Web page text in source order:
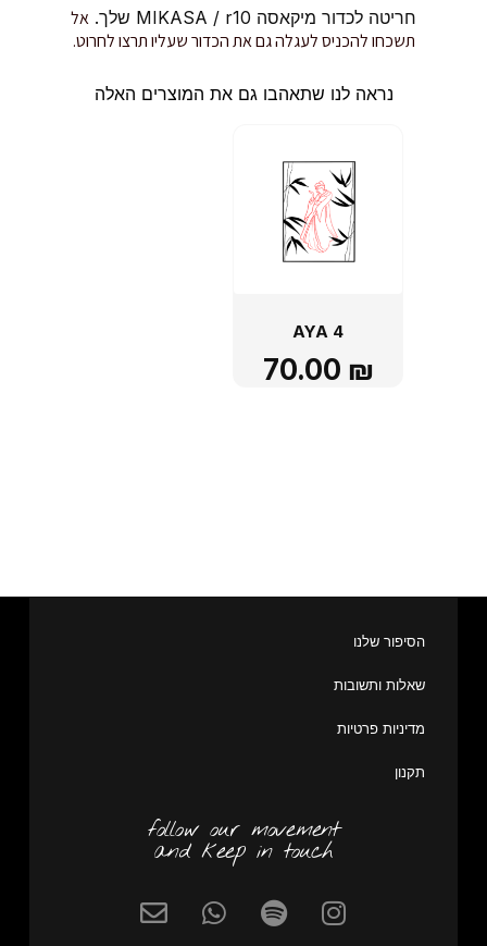
חריטה לכדור מיקאסה MIKASA / r10 שלך.
אל
תשכחו להכניס לעגלה גם את הכדור שעליו תרצו לחרוט.
נראה לנו שתאהבו גם את המוצרים האלה
AYA 4
70.00 ₪
הסיפור שלנו
שאלות ותשובות
מדיניות פרטיות
תקנון
follow our movement
and keep in touch